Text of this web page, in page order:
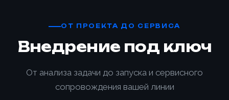
ОТ ПРОЕКТА ДО СЕРВИСА
Внедрение под ключ
От анализа задачи до запуска и сервисного
сопровождения вашей линии